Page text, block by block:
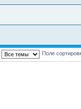
Поле